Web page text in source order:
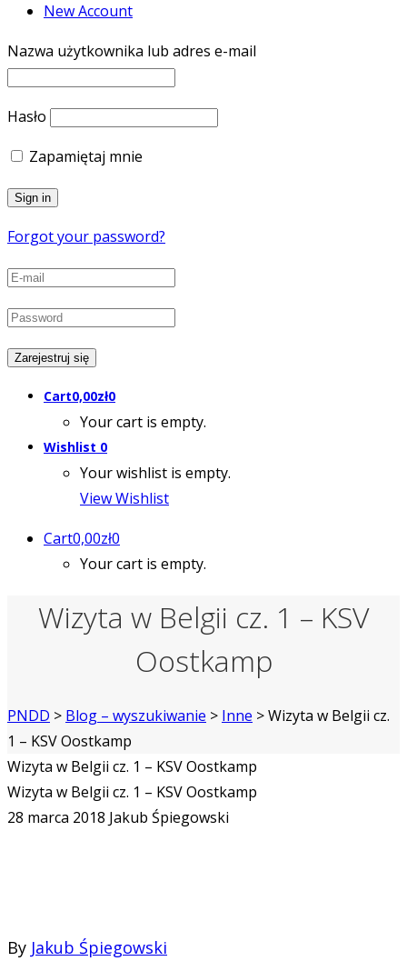
New Account
Nazwa użytkownika lub adres e-mail
Hasło
Zapamiętaj mnie
Forgot your password?
Cart0,00zł0
Your cart is empty.
Wishlist 0
Your wishlist is empty.
View Wishlist
Cart0,00zł0
Your cart is empty.
Wizyta w Belgii cz. 1 – KSV
Oostkamp
PNDD > Blog – wyszukiwanie > Inne >Wizyta w Belgii cz.
1 – KSV Oostkamp
Wizyta w Belgii cz. 1 – KSV Oostkamp
Wizyta w Belgii cz. 1 – KSV Oostkamp
28 marca 2018 Jakub Śpiegowski
By Jakub Śpiegowski